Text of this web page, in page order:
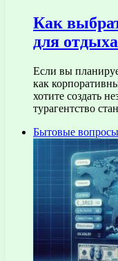
Как
для
Если вы
как
хотите создать
турагентство
Бытовые вопросы